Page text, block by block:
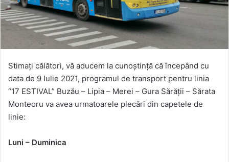
Stimați călători, vă aducem la cunoștință că începând cu
data de 9 Iulie 2021, programul de transport pentru linia
“17 ESTIVAL” Buzău – Lipia – Merei – Gura Sărății – Sărata
Monteoru va avea urmatoarele plecări din capetele de
linie:
Luni – Duminica